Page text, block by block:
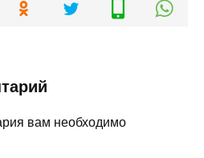
вам необходимо